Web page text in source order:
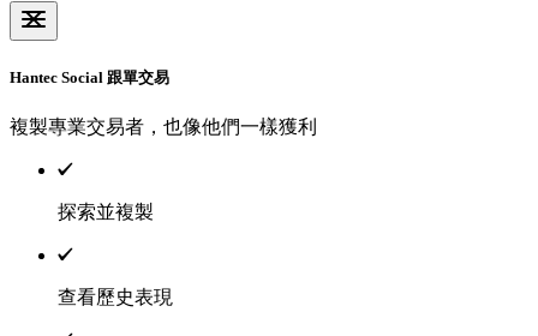
Hantec Social 跟單交易
複製專業交易者，也像他們一樣獲利
探索並複製
查看歷史表現